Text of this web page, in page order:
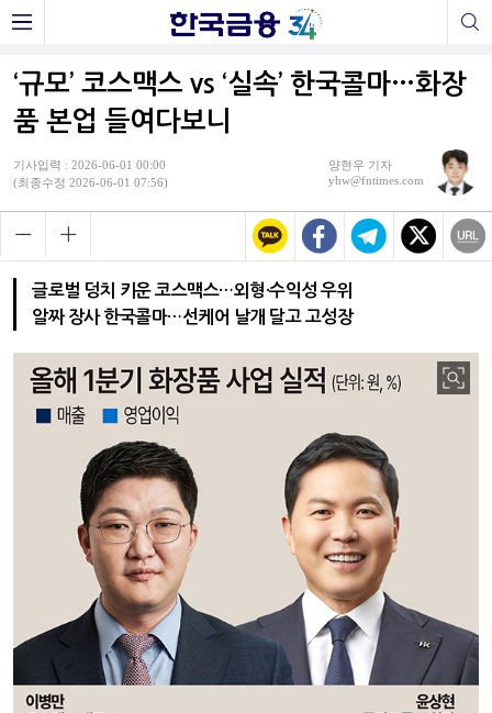
‘규모’ 코스맥스 vs ‘실속’ 한국콜마…화장
품 본업 들여다보니
기사입력 : 2026-06-01 00:00
(최종수정 2026-06-01 07:56)
양현우 기자
yhw@fntimes.com
글로벌 덩치 키운 코스맥스…외형·수익성 우위
알짜 장사 한국콜마…선케어 날개 달고 고성장